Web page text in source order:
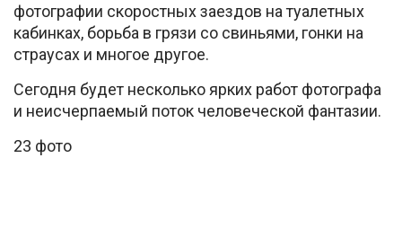
фотографии скоростных заездов на туалетных
кабинках, борьба в грязи со свиньями, гонки на
страусах и многое другое.
Сегодня будет несколько ярких работ фотографа
и неисчерпаемый поток человеческой фантазии.
23 фото